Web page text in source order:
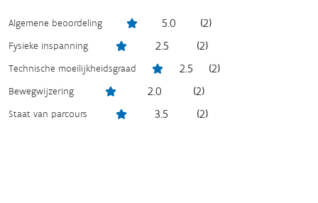
Algemene beoordeling 5.0 (2)
Fysieke inspanning 2.5 (2)
Technische moeilijkheidsgraad 2.5 (2)
Bewegwijzering 2.0 (2)
Staat van parcours 3.5 (2)